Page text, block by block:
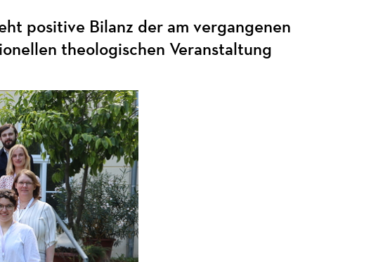
positive Bilanz der am vergangenen
theologischen Veranstaltung